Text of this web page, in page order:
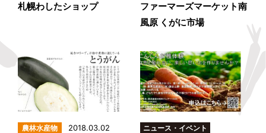
札幌わしたショップ
ファーマーズマーケット南
風原 くがに市場
2018.03.02